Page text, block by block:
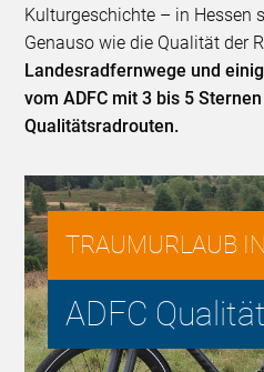
Kulturgeschichte – in Hessen
Genauso wie die Qualität der
Landesradfernwege und
vom ADFC mit 3 bis 5
Qualitätsradrouten.
TRAUMURLAUB
ADFC